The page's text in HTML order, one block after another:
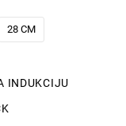
28 CM
INDUKCIJU